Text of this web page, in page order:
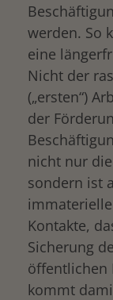
werden. So
eine
Nicht der
(„ersten“)
der
nicht nur
sondern ist
Kontakte,
Sicherung
öffentlichen
kommt